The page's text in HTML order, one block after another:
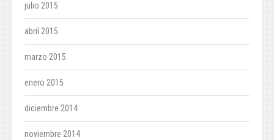
julio 2015
abril 2015
marzo 2015
enero 2015
diciembre 2014
noviembre 2014